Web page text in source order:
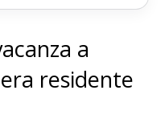
a
residente